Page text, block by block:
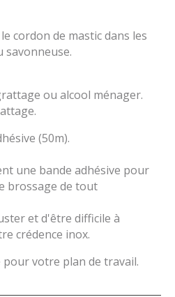
cordon de mastic dans les
savonneuse.
ou alcool ménager.
(50m).
une bande adhésive pour
brossage de tout
et d'être difficile à
crédence inox.
pour votre plan de travail.